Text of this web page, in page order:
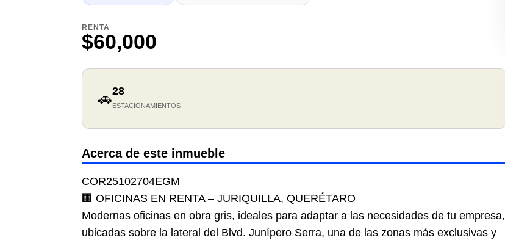
RENTA
$60,000
🚗28
ESTACIONAMIENTOS
Acerca de este inmueble
COR25102704EGM
🏢 OFICINAS EN RENTA – JURIQUILLA, QUERÉTARO
Modernas oficinas en obra gris, ideales para adaptar a las necesidades de tu empresa,
ubicadas sobre la lateral del Blvd. Junípero Serra, una de las zonas más exclusivas y